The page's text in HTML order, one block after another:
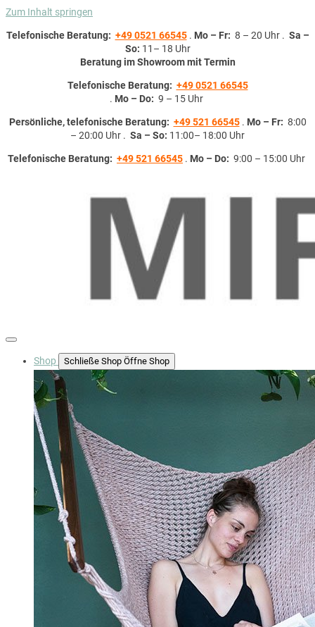
Zum Inhalt springen
Telefonische Beratung: +49 0521 66545. Mo – Fr: 8 – 20 Uhr . Sa –
So: 11– 18 Uhr
Beratung im Showroom mit Termin
Telefonische Beratung: +49 0521 66545
. Mo – Do: 9 – 15 Uhr
Persönliche, telefonische Beratung: +49 521 66545. Mo – Fr: 8:00
– 20:00 Uhr . Sa – So: 11:00– 18:00 Uhr
Telefonische Beratung: +49 521 66545 . Mo – Do: 9:00 – 15:00 Uhr
Shop Schließe Shop Öffne Shop